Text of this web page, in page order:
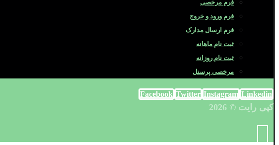
فرم مرخصی
فرم ورود و خروج
فرم ارسال مدارک
ثبت نام ماهانه
ثبت نام روزانه
مرخصی پرسنل
Facebook Twitter Instagram Linkedin
کپی رایت © 2026